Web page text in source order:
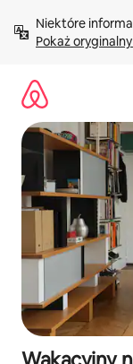
treści Pokaż